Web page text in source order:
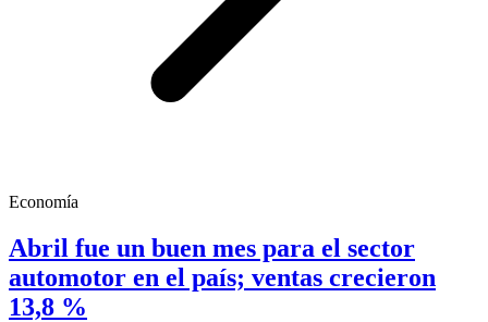
Economía
Abril fue un buen mes para el sector
automotor en el país; ventas crecieron
13,8 %